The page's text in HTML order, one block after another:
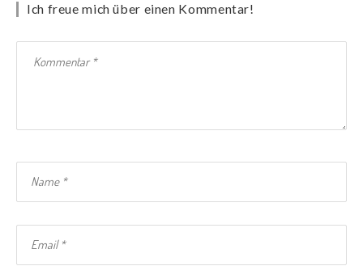
Ich freue mich über einen Kommentar!